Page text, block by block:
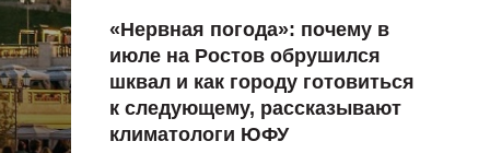
СТИЛЬ ЖИЗНИ
ХАЙП
ЧЕЛОВЕК ОСОБЕННЫЙ
«Нервная погода»: почему в
июле на Ростов обрушился
шквал и как городу готовиться
к следующему, рассказывают
климатологи ЮФУ